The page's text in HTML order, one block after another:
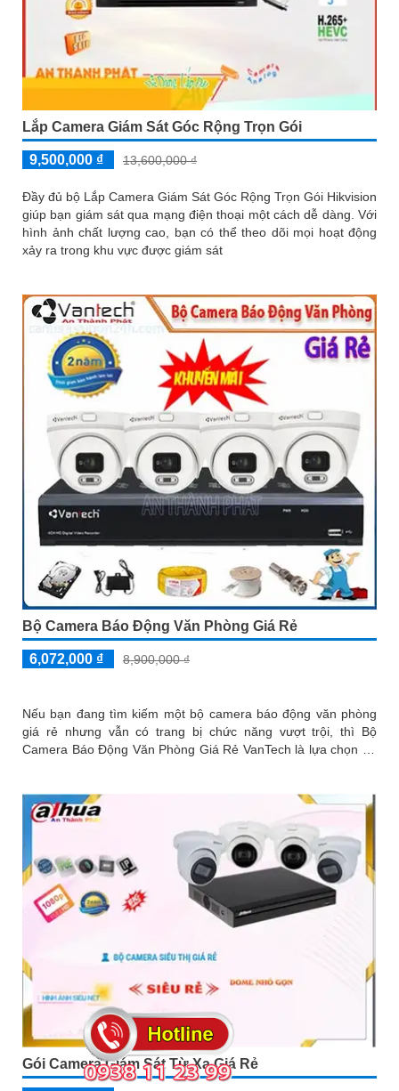
Lắp Camera Giám Sát Góc Rộng Trọn Gói
9,500,000 ₫ 13,600,000 ₫
Đầy đủ bộ Lắp Camera Giám Sát Góc Rộng Trọn Gói Hikvision
giúp bạn giám sát qua mạng điện thoại một cách dễ dàng. Với
hình ảnh chất lượng cao, bạn có thể theo dõi mọi hoạt động
xảy ra trong khu vực được giám sát
Bộ Camera Báo Động Văn Phòng Giá Rẻ
6,072,000 ₫ 8,900,000 ₫
Nếu bạn đang tìm kiếm một bộ camera báo động văn phòng
giá rẻ nhưng vẫn có trang bị chức năng vượt trội, thì Bộ
Camera Báo Động Văn Phòng Giá Rẻ VanTech là lựa chọn tốt
Gói Camera Giám Sát Từ Xa Giá Rẻ